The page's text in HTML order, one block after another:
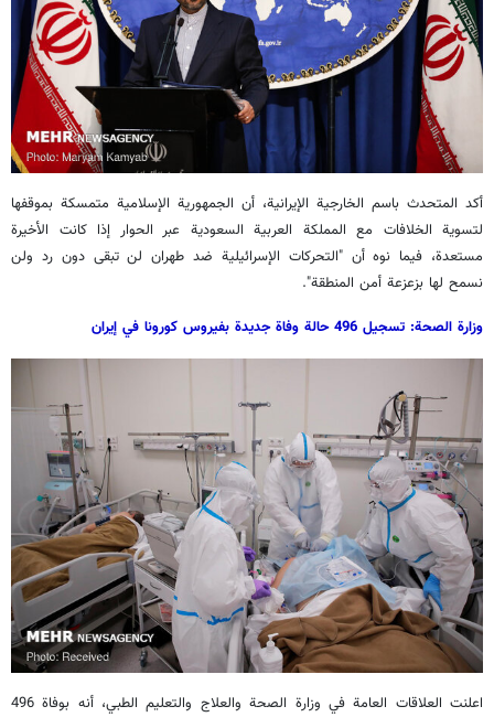
أكد المتحدث باسم الخارجية الإيرانية، أن الجمهورية الإسلامية متمسكة بموقفها
لتسوية الخلافات مع المملكة العربية السعودية عبر الحوار إذا كانت الأخيرة
مستعدة، فيما نوه أن "التحركات الإسرائيلية ضد طهران لن تبقى دون رد ولن
نسمح لها بزعزعة أمن المنطقة".
وزارة الصحة: تسجيل 496 حالة وفاة جدیدة بفیروس کورونا في إیران
اعلنت العلاقات العامة في وزارة الصحة والعلاج والتعلیم الطبي، أنه بوفاة 496